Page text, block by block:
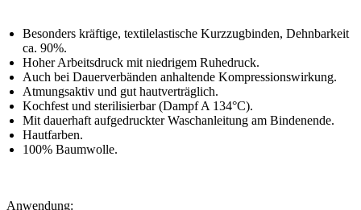
Besonders kräftige, textilelastische Kurzzugbinden, Dehnbarkeit
ca. 90%.
Hoher Arbeitsdruck mit niedrigem Ruhedruck.
Auch bei Dauerverbänden anhaltende Kompressionswirkung.
Atmungsaktiv und gut hautverträglich.
Kochfest und sterilisierbar (Dampf A 134°C).
Mit dauerhaft aufgedruckter Waschanleitung am Bindenende.
Hautfarben.
100% Baumwolle.
Anwendung: